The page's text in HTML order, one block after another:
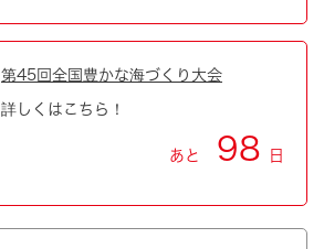
第45回全国豊かな海づくり大会
詳しくはこちら！
あと 98 日